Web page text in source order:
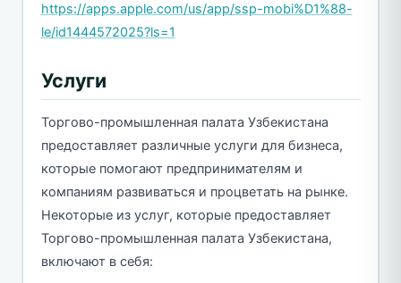
https://apps.apple.com/us/app/ssp-mobi%D1%88-
le/id1444572025?ls=1
Услуги
Торгово-промышленная палата Узбекистана
предоставляет различные услуги для бизнеса,
которые помогают предпринимателям и
компаниям развиваться и процветать на рынке.
Некоторые из услуг, которые предоставляет
Торгово-промышленная палата Узбекистана,
включают в себя: